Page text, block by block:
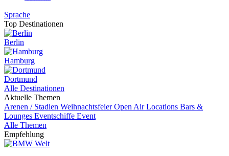
Sprache
Top Destinationen
Berlin
Hamburg
Dortmund
Alle Destinationen
Aktuelle Themen
Arenen / Stadien WeihnachtsfeierOpen Air Locations Bars &
Lounges Eventschiffe Event
Alle Themen
Empfehlung